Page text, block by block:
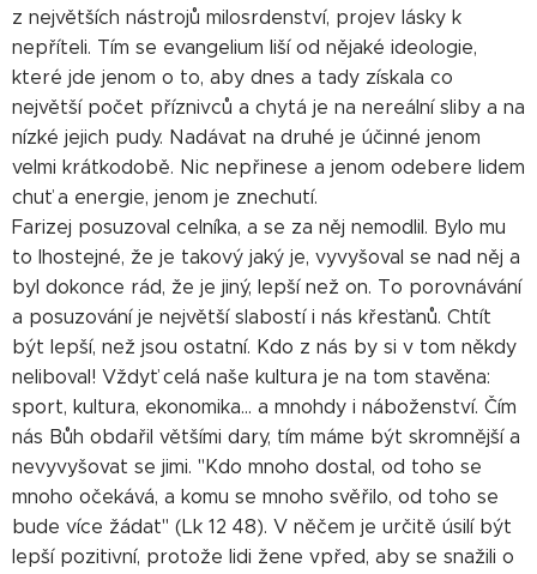
z největších nástrojů milosrdenství, projev lásky k
nepříteli. Tím se evangelium liší od nějaké ideologie,
které jde jenom o to, aby dnes a tady získala co
největší počet příznivců a chytá je na nereální sliby a na
nízké jejich pudy. Nadávat na druhé je účinné jenom
velmi krátkodobě. Nic nepřinese a jenom odebere lidem
chuť a energie, jenom je znechutí.
Farizej posuzoval celníka, a se za něj nemodlil. Bylo mu
to lhostejné, že je takový jaký je, vyvyšoval se nad něj a
byl dokonce rád, že je jiný, lepší než on. To porovnávání
a posuzování je největší slabostí i nás křesťanů. Chtít
být lepší, než jsou ostatní. Kdo z nás by si v tom někdy
neliboval! Vždyť celá naše kultura je na tom stavěna:
sport, kultura, ekonomika... a mnohdy i náboženství. Čím
nás Bůh obdařil většími dary, tím máme být skromnější a
nevyvyšovat se jimi. "Kdo mnoho dostal, od toho se
mnoho očekává, a komu se mnoho svěřilo, od toho se
bude více žádat" (Lk 12 48). V něčem je určitě úsilí být
lepší pozitivní, protože lidi žene vpřed, aby se snažili o